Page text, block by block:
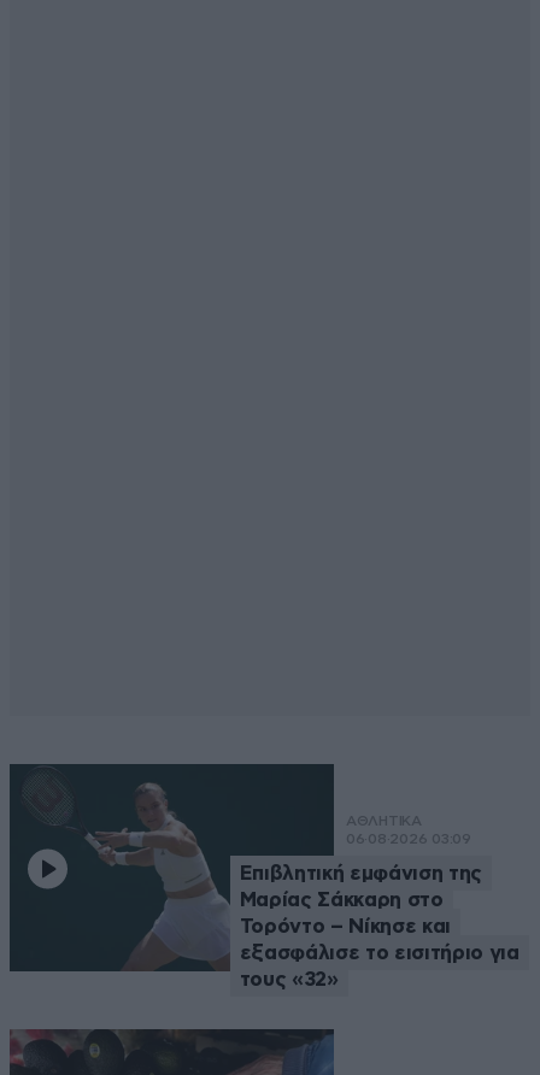
ΑΘΛΗΤΙΚΑ
06·08·2026 03:09
Επιβλητική εμφάνιση της
Μαρίας Σάκκαρη στο
Τορόντο – Νίκησε και
εξασφάλισε το εισιτήριο για
τους «32»